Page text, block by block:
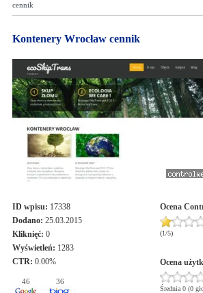
cennik
Kontenery Wrocław cennik
ID wpisu: 17338
Dodano: 25.03.2015
Kliknięć: 0
Wyświetleń: 1283
CTR: 0.00%
46 36
Ocena
(1/5)
Ocena
Średnia 0 (0